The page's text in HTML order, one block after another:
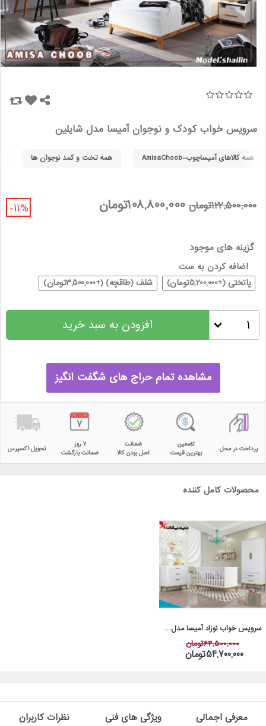
سرویس خواب کودک و نوجوان آمیسا مدل شایلین
همه کالاهای آمیساچوب-AmisaChoob همه تخت و کمد نوجوان ها
122,500,000تومان 108,800,000تومان -11%
گزینه های موجود
اضافه کردن به ست
پاتختی (+5,200,000تومان)
شلف (طاقچه) (+3,500,000تومان)
افزودن به سبد خرید
مشاهده تمام حراج های شگفت انگیز
پرداخت در محل
تضمین
بهترین قیمت
ضمانت
اصل بودن کالا
۷ روز
ضمانت بازگشت
تحویل اکسپرس
محصولات کامل کننده
سرویس خواب نوزاد آمیسا مدل شایلین
64,500,000تومان
54,700,000تومان
معرفی اجمالی ویژگی های فنی نظرات کاربران